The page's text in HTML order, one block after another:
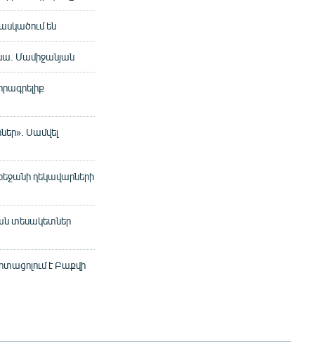
են
Մամիջանյան
Սամվել
ղեկավարների
տեսակետներ
է Բաքվի